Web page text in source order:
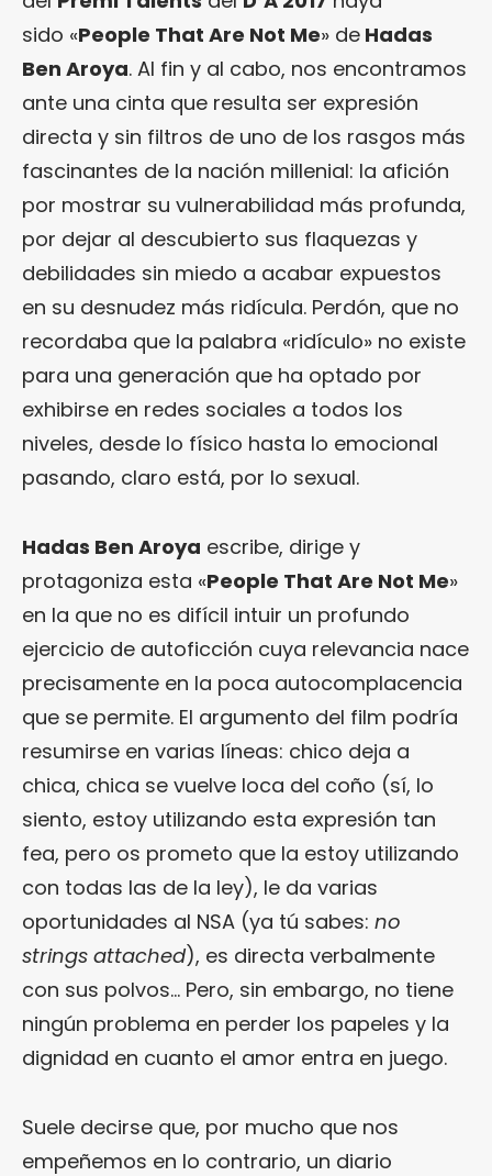
sido «People That Are Not Me» de Hadas
Ben Aroya. Al fin y al cabo, nos encontramos
ante una cinta que resulta ser expresión
directa y sin filtros de uno de los rasgos más
fascinantes de la nación millenial: la afición
por mostrar su vulnerabilidad más profunda,
por dejar al descubierto sus flaquezas y
debilidades sin miedo a acabar expuestos
en su desnudez más ridícula. Perdón, que no
recordaba que la palabra «ridículo» no existe
para una generación que ha optado por
exhibirse en redes sociales a todos los
niveles, desde lo físico hasta lo emocional
pasando, claro está, por lo sexual.
Hadas Ben Aroya escribe, dirige y
protagoniza esta «People That Are Not Me»
en la que no es difícil intuir un profundo
ejercicio de autoficción cuya relevancia nace
precisamente en la poca autocomplacencia
que se permite. El argumento del film podría
resumirse en varias líneas: chico deja a
chica, chica se vuelve loca del coño (sí, lo
siento, estoy utilizando esta expresión tan
fea, pero os prometo que la estoy utilizando
con todas las de la ley), le da varias
oportunidades al NSA (ya tú sabes: no
strings attached), es directa verbalmente
con sus polvos… Pero, sin embargo, no tiene
ningún problema en perder los papeles y la
dignidad en cuanto el amor entra en juego.
Suele decirse que, por mucho que nos
empeñemos en lo contrario, un diario